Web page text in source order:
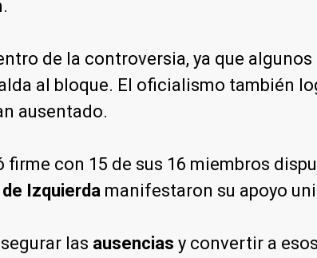
de la controversia, ya que
al bloque. El oficialismo también
ausentado.
firme con 15 de sus 16 miembros
Izquierda manifestaron su apoyo
las ausencias y convertir a esos